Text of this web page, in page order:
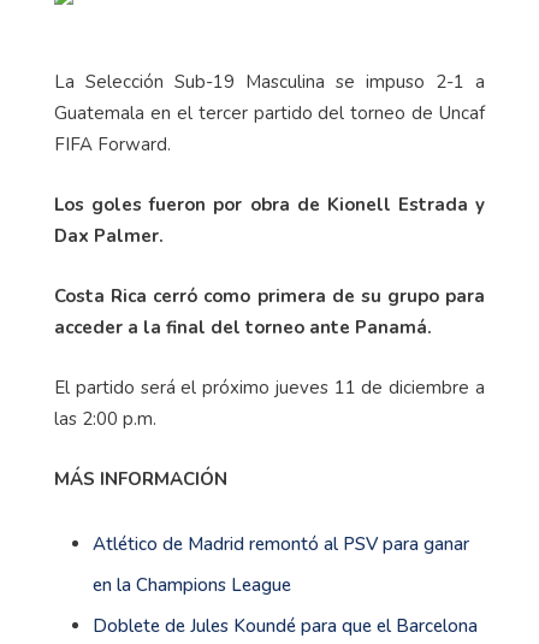
La Selección Sub-19 Masculina se impuso 2-1 a
Guatemala en el tercer partido del torneo de Uncaf
FIFA Forward.
Los goles fueron por obra de Kionell Estrada y
Dax Palmer.
Costa Rica cerró como primera de su grupo para
acceder a la final del torneo ante Panamá.
El partido será el próximo jueves 11 de diciembre a
las 2:00 p.m.
MÁS INFORMACIÓN
Atlético de Madrid remontó al PSV para ganar
en la Champions League
Doblete de Jules Koundé para que el Barcelona